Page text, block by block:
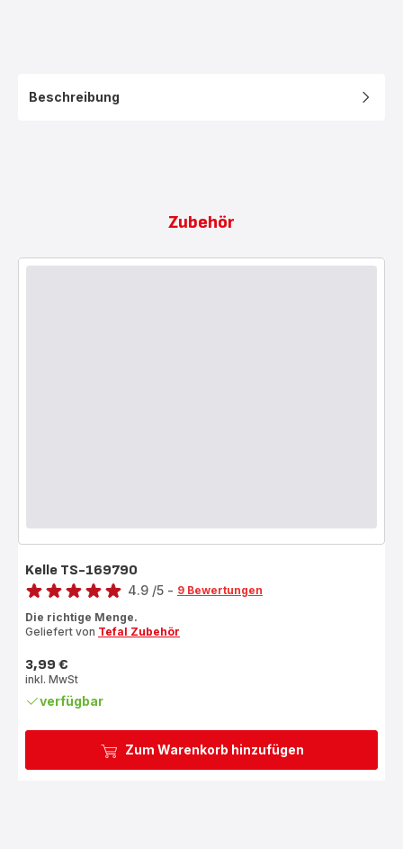
Beschreibung
Zubehör
Zum Warenkorb hinzufügen
Kelle TS-169790
Bewertung
4.9 /5 - 9 Bewertungen
Die richtige Menge.
Geliefert von Tefal Zubehör
Preis
3,99 €
inkl. MwSt
verfügbar